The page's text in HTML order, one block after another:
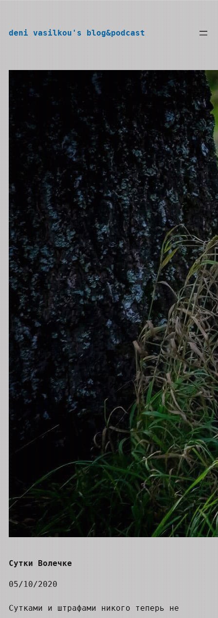
Перейти
к
содержимому
deni vasilkou's blog&podcast
Сутки Волечке
05/10/2020
Сутками и штрафами никого теперь не